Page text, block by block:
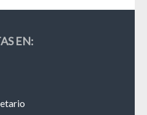
EN: